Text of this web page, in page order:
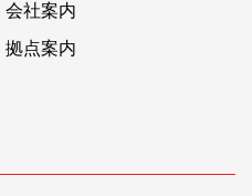
会社案内
拠点案内